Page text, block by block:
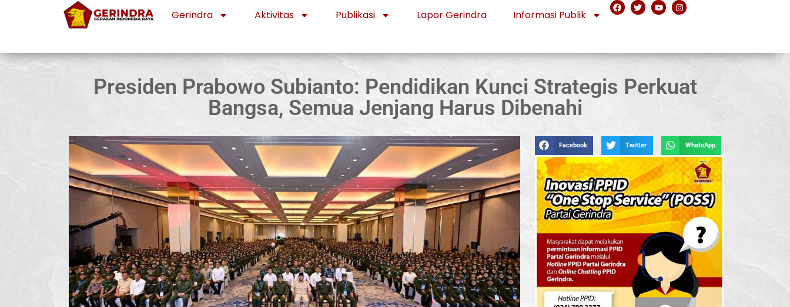
Gerindra Aktivitas Publikasi Lapor Gerindra Informasi Publik
Presiden Prabowo Subianto: Pendidikan Kunci Strategis Perkuat
Bangsa, Semua Jenjang Harus Dibenahi
Facebook Twitter WhatsApp